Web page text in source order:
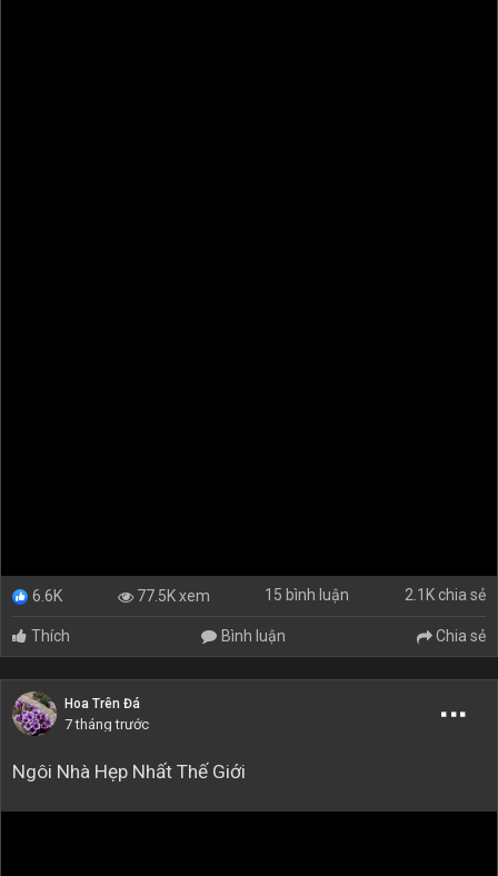
6.6K 77.5K xem 15 bình luận 2.1K chia sẻ
Thích Bình luận Chia sẻ
Hoa Trên Đá
7 tháng trước
Ngôi Nhà Hẹp Nhất Thế Giới